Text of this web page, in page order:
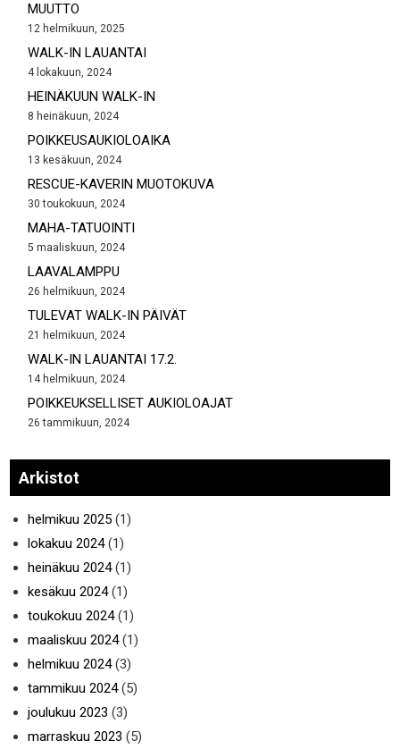
MUUTTO
12 helmikuun, 2025
WALK-IN LAUANTAI
4 lokakuun, 2024
HEINÄKUUN WALK-IN
8 heinäkuun, 2024
POIKKEUSAUKIOLOAIKA
13 kesäkuun, 2024
RESCUE-KAVERIN MUOTOKUVA
30 toukokuun, 2024
MAHA-TATUOINTI
5 maaliskuun, 2024
LAAVALAMPPU
26 helmikuun, 2024
TULEVAT WALK-IN PÄIVÄT
21 helmikuun, 2024
WALK-IN LAUANTAI 17.2.
14 helmikuun, 2024
POIKKEUKSELLISET AUKIOLOAJAT
26 tammikuun, 2024
Arkistot
helmikuu 2025 (1)
lokakuu 2024(1)
heinäkuu 2024(1)
kesäkuu 2024(1)
toukokuu 2024(1)
maaliskuu 2024(1)
helmikuu 2024(3)
tammikuu 2024(5)
joulukuu 2023 (3)
marraskuu 2023 (5)